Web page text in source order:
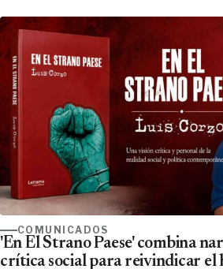
COMUNICADOS
'En El Strano Paese' combina
crítica social para reivindicar el